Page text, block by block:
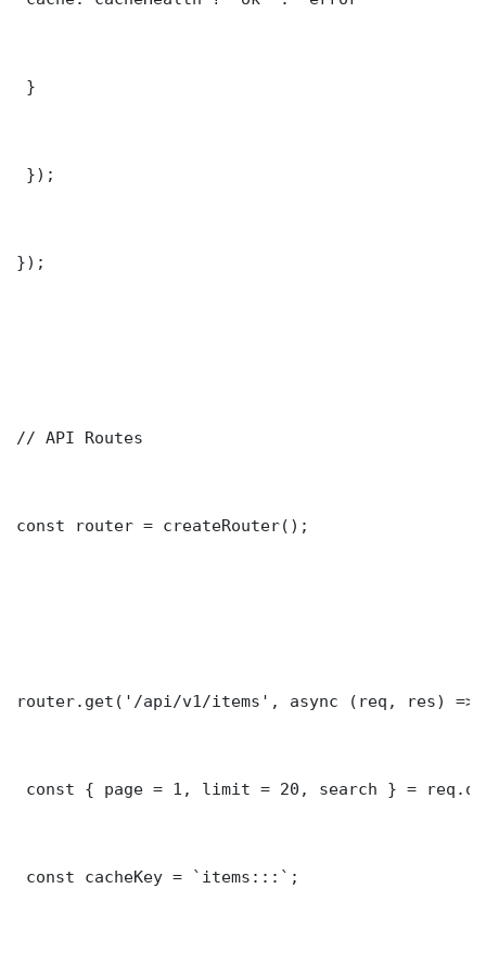
}
});
});
// API Routes
const router = createRouter();
router.get('/api/v1/items', async (req, res) =>
const { page = 1, limit = 20, search } =
const cacheKey = `items:::`;